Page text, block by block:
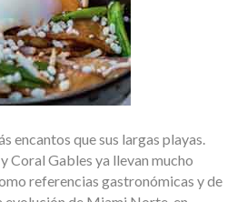
encantos que sus largas playas.
Coral Gables ya llevan mucho
referencias gastronómicas y de